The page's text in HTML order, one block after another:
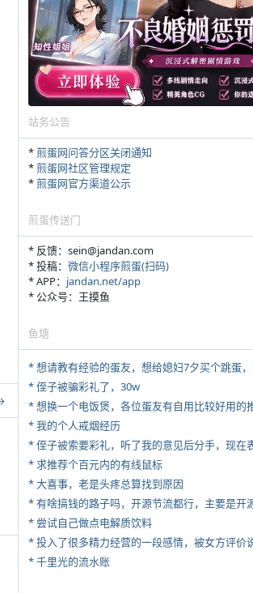
站务公告
*煎蛋网问答分区关闭通知
*煎蛋网社区管理规定
*煎蛋网官方渠道公示
煎蛋传送门
* 反馈：sein@jandan.com
* 投稿： 微信小程序煎蛋(扫码)
* APP： jandan.net/app
* 公众号：王摸鱼
鱼塘
* 侄子被骗彩礼了，30w
* 想换一个电饭煲，各位蛋友有自用比较好用的
* 我的个人戒烟经历
* 侄子被索要彩礼，听了我的意见后分手，现在
* 求推荐个百元内的有线鼠标
* 大喜事，老是头疼总算找到原因
* 尝试自己做点电解质饮料
* 千里光的流水账